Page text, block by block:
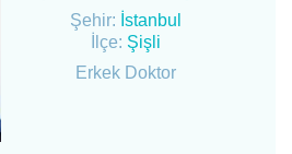
Şehir: İstanbul
İlçe: Şişli
Erkek Doktor